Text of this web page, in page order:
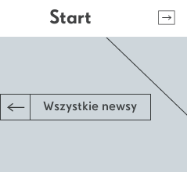
Start
Wszystkie newsy